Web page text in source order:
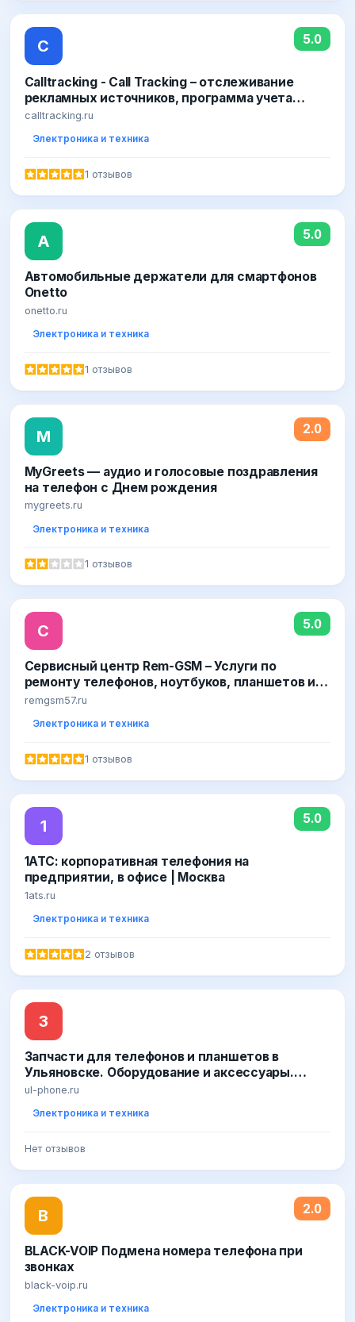
C 5.0
Calltracking - Call Tracking – отслеживание
рекламных источников, программа учета
входящих телефонных звонков. Все виды
комбинированный
calltracking.ru
Электроника и техника
1 отзывов
А 5.0
Автомобильные держатели для смартфонов
Onetto
onetto.ru
Электроника и техника
1 отзывов
M 2.0
MyGreets — аудио и голосовые поздравления
на телефон с Днем рождения
mygreets.ru
Электроника и техника
1 отзывов
С 5.0
Сервисный центр Rem-GSM – Услуги по
ремонту телефонов, ноутбуков, планшетов и
цифровой техники в Орле - remgsm57.ru
remgsm57.ru
Электроника и техника
1 отзывов
1 5.0
1АТС: корпоративная телефония на
предприятии, в офисе | Москва
1ats.ru
Электроника и техника
2 отзывов
З
Запчасти для телефонов и планшетов в
Ульяновске. Оборудование и аксессуары.
Доставка
ul-phone.ru
Электроника и техника
Нет отзывов
B 2.0
BLACK-VOIP Подмена номера телефона при
звонках
black-voip.ru
Электроника и техника